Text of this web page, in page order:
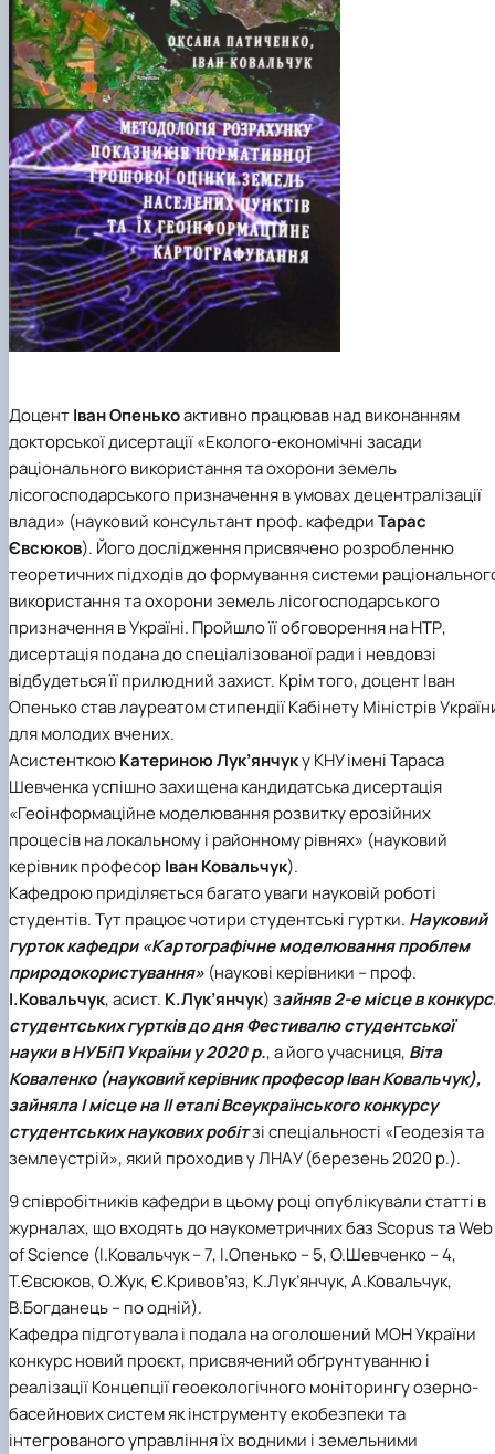
ДоцентІван Опенькоактивно працював над виконанням
докторської дисертації «Еколого-економічні засади
раціонального використання та охорони земель
лісогосподарського призначення в умовах децентралізації
влади» (науковий консультант проф. кафедриТарас
Євсюков). Його дослідження присвячено розробленню
теоретичних підходів до формування системи
використання та охорони земель лісогосподарського
призначення в Україні. Пройшло її обговорення на НТР,
дисертація подана до спеціалізованої ради і невдовзі
відбудеться її прилюдний захист. Крім того, доцент Іван
Опенько став лауреатом стипендії Кабінету Міністрів
для молодих вчених.
АсистенткоюКатериною Лук’янчуку КНУ імені Тараса
Шевченка успішно захищена кандидатська дисертація
«Геоінформаційне моделювання розвитку ерозійних
процесів на локальному і районному рівнях» (науковий
керівник професорІван Ковальчук).
Кафедрою приділяється багато уваги науковій роботі
студентів. Тут працює чотири студентські гуртки. Науковий
гурток кафедри «Картографічне моделювання проблем
природокористування» (наукові керівники – проф.
І.Ковальчук, асист. К.Лук’янчук) зайняв 2-е місце в
студентських гуртків до дня Фестивалю студентської
науки в НУБіП України у 2020 р., а його учасниця, Віта
Коваленко (науковий керівник професор Іван Ковальчук),
зайняла І місце на II етапі Всеукраїнського конкурсу
студентських наукових робітзі спеціальності «Геодезія та
землеустрій», який проходив у ЛНАУ (березень 2020 р.).
9 співробітників кафедри в цьому році опублікували статті в
журналах, що входять до наукометричних баз Scopus та Web
of Science (І.Ковальчук – 7, І.Опенько – 5, О.Шевченко – 4,
Т.Євсюков, О.Жук, Є.Кривов’яз, К.Лук’янчук, А.Ковальчук,
В.Богданець – по одній).
Кафедра підготувала і подала на оголошений МОН України
конкурс новий проєкт, присвячений обґрунтуванню і
реалізації Концепції геоекологічного моніторингу озерно-
басейнових систем як інструменту екобезпеки та
інтегрованого управління їх водними і земельними